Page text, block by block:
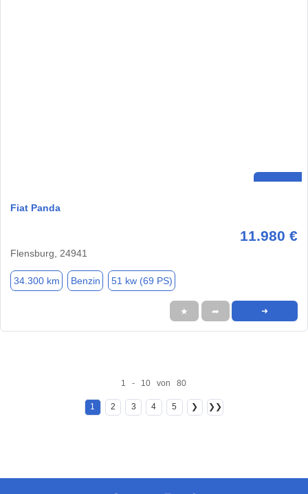
Fiat Panda
11.980 €
Flensburg, 24941
34.300 km Benzin 51 kw (69 PS)
★ ➦ ➜
1 - 10 von 80
1 2 3 4 5 ❯ ❯❯